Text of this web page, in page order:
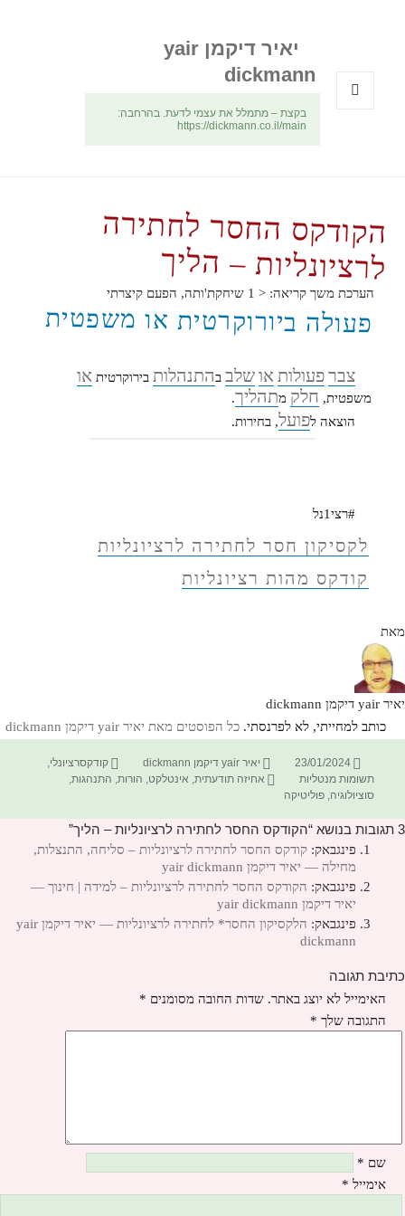
יאיר דיקמן yair
dickmann
בקצת – מתמלל את עצמי לדעת. בהרחבה:
https://dickmann.co.il/main
הקודקס החסר לחתירה
לרציונליות – הליך
הערכת משך קריאה: < 1 שיחקת'ותה, הפעם קיצרתי
פעולה ביורוקרטית או משפטית
צבר פעולות או שלב בהתנהלות בירוקרטיתאו
משפטית, חלק מתהליך.
הוצאה לפועל, בחירות.
#רצי1נל
לקסיקון חסר לחתירה לרציונליות
קודקס מהות רציונליות
מאת
יאיר yair דיקמן dickmann
כותב למחייתי, לא לפרנסתי. כל הפוסטים מאת יאיר yair דיקמן dickmann‏
פורסם
בתאריך
23/01/2024 מחבר
יאיר yair דיקמן dickmann קטגוריות
קודקסרציונלי,
תשומות מנטליות
תגיות
אחיזה תודעתית, אינטלקט, הורות, התנהגות,
סוציולוגיה,פוליטיקה
3 תגובות בנושא “הקודקס החסר לחתירה לרציונליות – הליך”
פינגבאק:קודקס החסר לחתירה לרציונליות – סליחה, התנצלות,
מחילה — יאיר דיקמן yair dickmann
פינגבאק: הקודקס החסר לחתירה לרציונליות – למידה | חינוך —
יאיר דיקמן yair dickmann
פינגבאק:
הלקסיקון החסר* לחתירה לרציונליות — יאיר דיקמן yair
dickmann
כתיבת תגובה
האימייל לא יוצג באתר. שדות החובה מסומנים *
התגובה שלך *
שם *
אימייל *